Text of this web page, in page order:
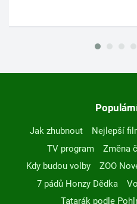
Jak zhubnout Nejlepší
TV program
Změna
Kdy budou volby
ZOO
7 pádů Honzy Dědka
Tatarák podle